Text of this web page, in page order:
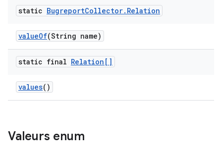
static BugreportCollector. Relation
valueOf(String name)
static final Relation[]
values()
Valeurs enum